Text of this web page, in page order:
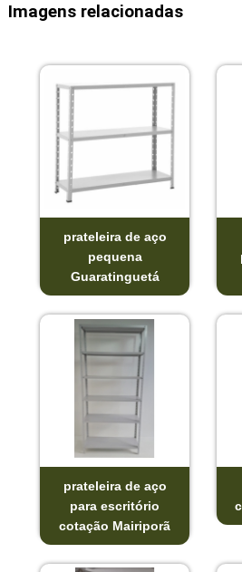
Imagens relacionadas
prateleira de aço
pequena
Guaratinguetá
prateleira de aço
para escritório
cotação Mairiporã